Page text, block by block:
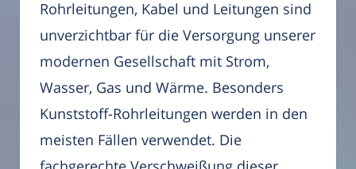
Rohrleitungen, Kabel und Leitungen sind
unverzichtbar für die Versorgung unserer
modernen Gesellschaft mit Strom,
Wasser, Gas und Wärme. Besonders
Kunststoff-Rohrleitungen werden in den
meisten Fällen verwendet. Die